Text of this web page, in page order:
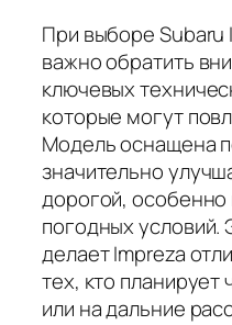
При выборе Subaru
важно обратить
ключевых
которые могут
Модель оснащена
значительно
дорогой,
погодных
делает Impreza
тех, кто планирует
или на дальние